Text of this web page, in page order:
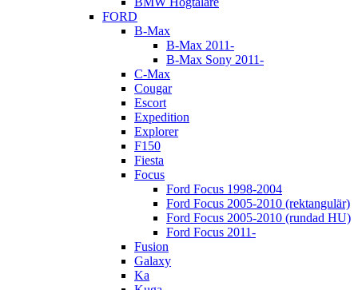
FORD
B-Max
B-Max 2011-
B-Max Sony 2011-
C-Max
Cougar
Escort
Expedition
Explorer
F150
Fiesta
Focus
Ford Focus 1998-2004
Ford Focus 2005-2010 (rektangulär)
Ford Focus 2005-2010 (rundad HU)
Ford Focus 2011-
Fusion
Galaxy
Ka